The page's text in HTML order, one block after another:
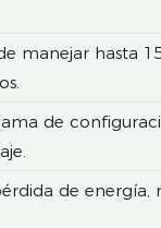
manejar hasta
de
de